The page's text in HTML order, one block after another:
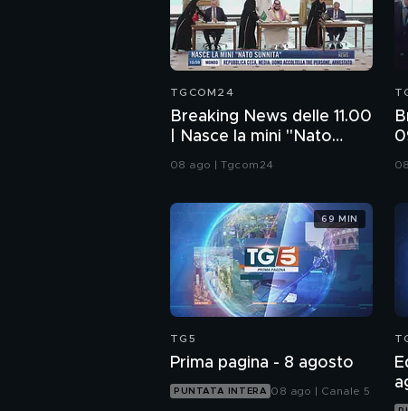
TGCOM24
Breaking News delle 11.00
| Nasce la mini "Nato
sunnita"
08 ago | Tgcom24
TG5
Prima pagina - 8 agosto
PUNTATA INTERA 08 ago | Canale 5
69 MIN